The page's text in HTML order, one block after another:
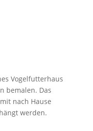
Vogelfutterhaus
bemalen. Das
nach Hause
werden.